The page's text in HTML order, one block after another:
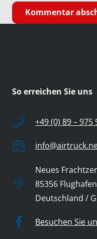
Kommentar
So erreichen Sie uns
+49 (0) 89 – 975
Neues
85356
Deutschland /
Besuchen Sie